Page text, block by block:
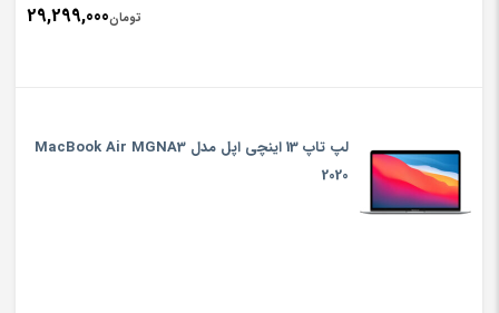
تومان29,299,000
لپ تاپ 13 اینچی اپل مدل MacBook Air MGNA3
2020